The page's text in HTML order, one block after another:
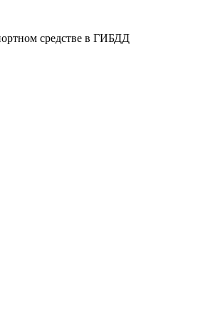
средстве в ГИБДД